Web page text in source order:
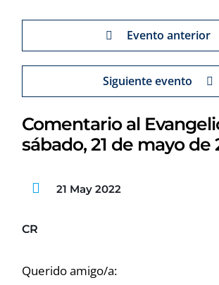
Evento anterior
Siguiente evento
Comentario al
sábado, 21 de mayo de
21 May 2022
CR
Querido amigo/a: